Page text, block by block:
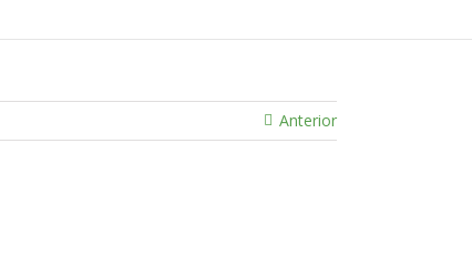
Anterior